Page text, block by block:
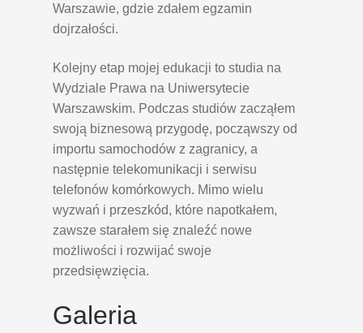
Warszawie, gdzie zdałem egzamin
dojrzałości.
Kolejny etap mojej edukacji to studia na
Wydziale Prawa na Uniwersytecie
Warszawskim. Podczas studiów zacząłem
swoją biznesową przygodę, począwszy od
importu samochodów z zagranicy, a
następnie telekomunikacji i serwisu
telefonów komórkowych. Mimo wielu
wyzwań i przeszkód, które napotkałem,
zawsze starałem się znaleźć nowe
możliwości i rozwijać swoje
przedsięwzięcia.
Galeria